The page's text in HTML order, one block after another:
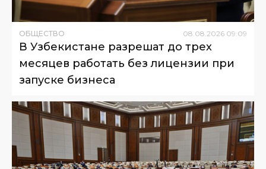
ОБЩЕСТВО 08 08 2026 09:09
В Узбекистане разрешат до трех
месяцев работать без лицензии при
запуске бизнеса